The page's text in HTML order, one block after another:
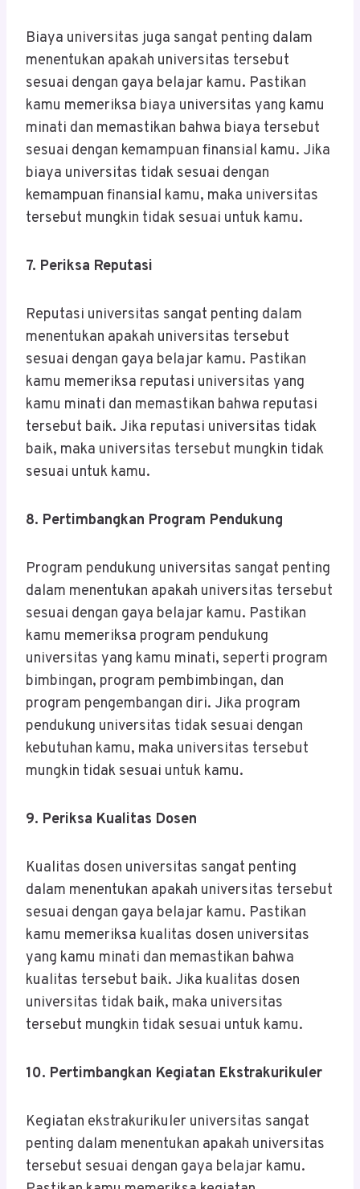
Biaya universitas juga sangat penting dalam
menentukan apakah universitas tersebut
sesuai dengan gaya belajar kamu. Pastikan
kamu memeriksa biaya universitas yang kamu
minati dan memastikan bahwa biaya tersebut
sesuai dengan kemampuan finansial kamu. Jika
biaya universitas tidak sesuai dengan
kemampuan finansial kamu, maka universitas
tersebut mungkin tidak sesuai untuk kamu.
7. Periksa Reputasi
Reputasi universitas sangat penting dalam
menentukan apakah universitas tersebut
sesuai dengan gaya belajar kamu. Pastikan
kamu memeriksa reputasi universitas yang
kamu minati dan memastikan bahwa reputasi
tersebut baik. Jika reputasi universitas tidak
baik, maka universitas tersebut mungkin tidak
sesuai untuk kamu.
8. Pertimbangkan Program Pendukung
Program pendukung universitas sangat penting
dalam menentukan apakah universitas tersebut
sesuai dengan gaya belajar kamu. Pastikan
kamu memeriksa program pendukung
universitas yang kamu minati, seperti program
bimbingan, program pembimbingan, dan
program pengembangan diri. Jika program
pendukung universitas tidak sesuai dengan
kebutuhan kamu, maka universitas tersebut
mungkin tidak sesuai untuk kamu.
9. Periksa Kualitas Dosen
Kualitas dosen universitas sangat penting
dalam menentukan apakah universitas tersebut
sesuai dengan gaya belajar kamu. Pastikan
kamu memeriksa kualitas dosen universitas
yang kamu minati dan memastikan bahwa
kualitas tersebut baik. Jika kualitas dosen
universitas tidak baik, maka universitas
tersebut mungkin tidak sesuai untuk kamu.
10. Pertimbangkan Kegiatan Ekstrakurikuler
Kegiatan ekstrakurikuler universitas sangat
penting dalam menentukan apakah universitas
tersebut sesuai dengan gaya belajar kamu.